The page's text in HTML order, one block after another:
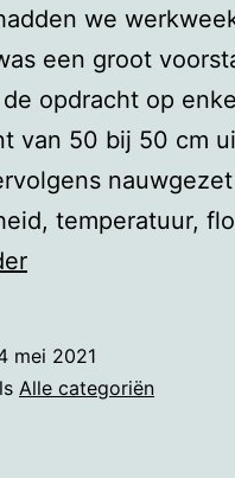
we
een groot
opdracht op
van 50 bij 50 cm
temperatuur,
De
de
mei 2021
Alle categoriën